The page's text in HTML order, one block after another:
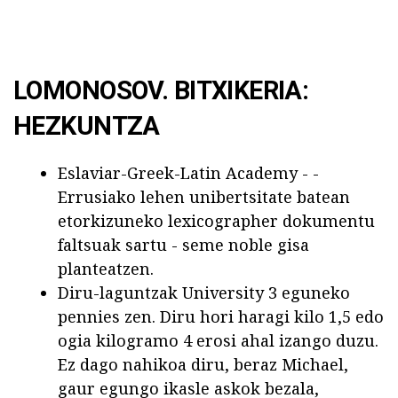
LOMONOSOV. BITXIKERIA:
HEZKUNTZA
Eslaviar-Greek-Latin Academy - -
Errusiako lehen unibertsitate batean
etorkizuneko lexicographer dokumentu
faltsuak sartu - seme noble gisa
planteatzen.
Diru-laguntzak University 3 eguneko
pennies zen. Diru hori haragi kilo 1,5 edo
ogia kilogramo 4 erosi ahal izango duzu.
Ez dago nahikoa diru, beraz Michael,
gaur egungo ikasle askok bezala,